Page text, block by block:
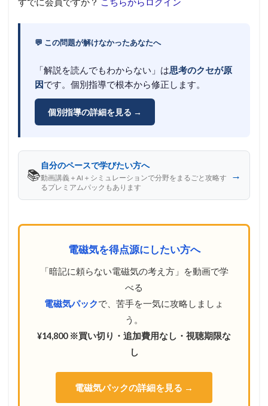
💬 この問題が解けなかったあなたへ
「解説を読んでもわからない」は思考のクセが原
因です。個別指導で根本から修正します。
個別指導の詳細を見る →
📚
自分のペースで学びたい方へ
動画講義＋AI＋シミュレーションで分野をまるごと攻略す
るプレミアムパックもあります
→
電磁気を得点源にしたい方へ
「暗記に頼らない電磁気の考え方」を動画で学
べる
電磁気パックで、苦手を一気に攻略しましょ
う。
¥14,800 ※買い切り・追加費用なし・視聴期限な
し
電磁気パックの詳細を見る →